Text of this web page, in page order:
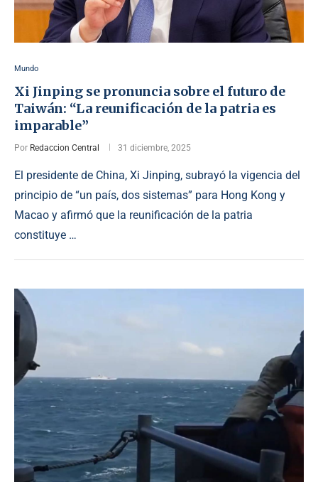
Mundo
Xi Jinping se pronuncia sobre el futuro de
Taiwán: “La reunificación de la patria es
imparable”
Por Redaccion Central 31 diciembre, 2025
El presidente de China, Xi Jinping, subrayó la vigencia del
principio de “un país, dos sistemas” para Hong Kong y
Macao y afirmó que la reunificación de la patria
constituye …